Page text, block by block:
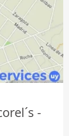
-